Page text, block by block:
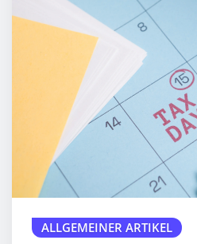
ALLGEMEINER ARTIKEL